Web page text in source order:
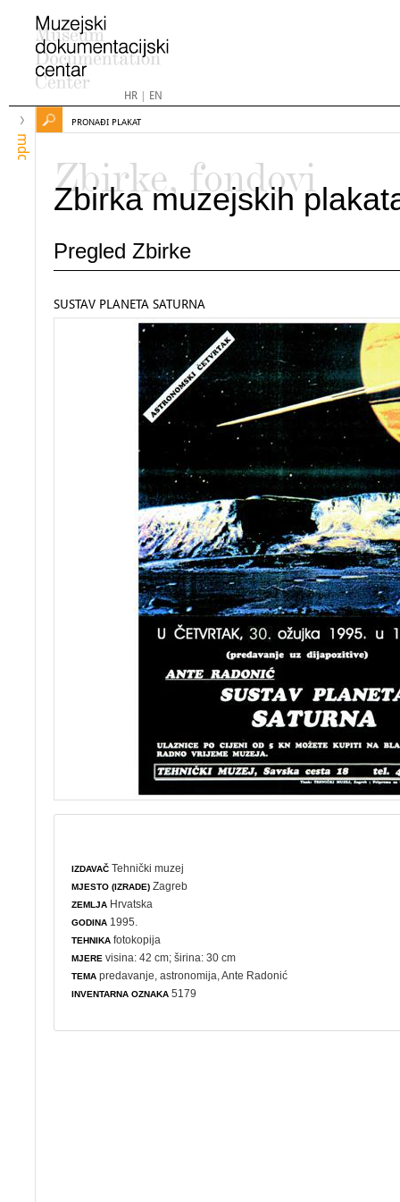
HR| EN
mdc
PRONAĐI PLAKAT
Zbirke, fondovi
Zbirka muzejskih
Pregled Zbirke
SUSTAV PLANETA SATURNA
IZDAVAČ Tehnički muzej
MJESTO (IZRADE) Zagreb
ZEMLJA Hrvatska
GODINA 1995.
TEHNIKA fotokopija
MJERE visina: 42 cm; širina: 30 cm
TEMA predavanje ,astronomija , Ante Radonić
INVENTARNA OZNAKA 5179